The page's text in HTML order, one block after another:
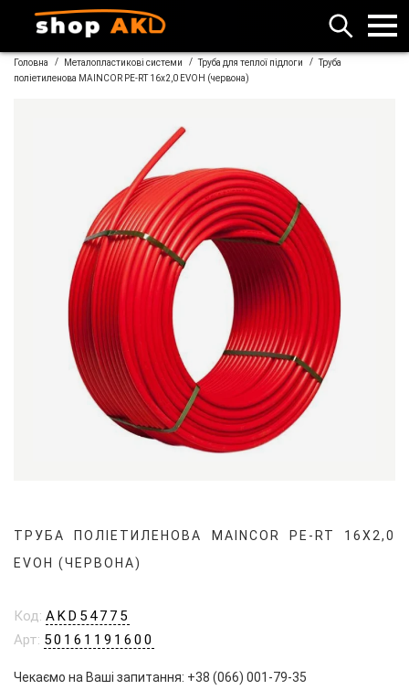
Головна / Металопластикові системи / Труба для теплої підлоги / Труба
поліетиленова MAINCOR PE-RT 16х2,0 EVOH (червона)
ТРУБА ПОЛІЕТИЛЕНОВА MAINCOR PE-RT 16Х2,0
EVOH (ЧЕРВОНА)
Код: AKD54775
Арт: 50161191600
Чекаємо на Ваші запитання: +38 (066) 001-79-35